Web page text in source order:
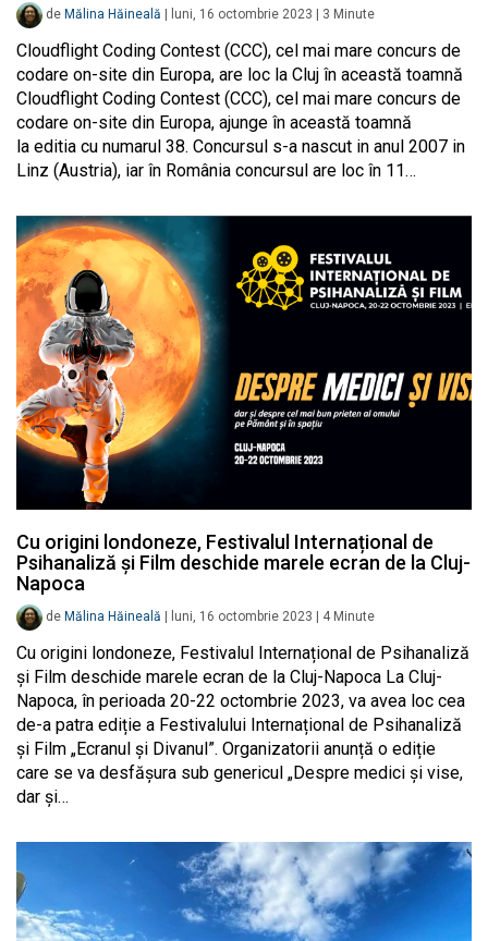
de Mălina Hăineală luni, 16 octombrie 2023 3 Minute
Cloudflight Coding Contest (CCC), cel mai mare concurs de
codare on-site din Europa, are loc la Cluj în această toamnă
Cloudflight Coding Contest (CCC), cel mai mare concurs de
codare on-site din Europa, ajunge în această toamnă
la editia cu numarul 38. Concursul s-a nascut in anul 2007 in
Linz (Austria), iar în România concursul are loc în 11…
Cu origini londoneze, Festivalul Internațional de
Psihanaliză și Film deschide marele ecran de la Cluj-
Napoca
de Mălina Hăineală luni, 16 octombrie 2023 4 Minute
Cu origini londoneze, Festivalul Internațional de Psihanaliză
și Film deschide marele ecran de la Cluj-Napoca La Cluj-
Napoca, în perioada 20-22 octombrie 2023, va avea loc cea
de-a patra ediție a Festivalului Internațional de Psihanaliză
și Film „Ecranul și Divanul”. Organizatorii anunță o ediție
care se va desfășura sub genericul „Despre medici și vise,
dar și…